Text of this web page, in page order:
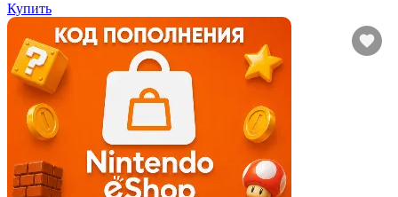
Купить